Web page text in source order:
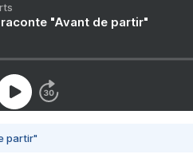
"Avant de partir"
partir"